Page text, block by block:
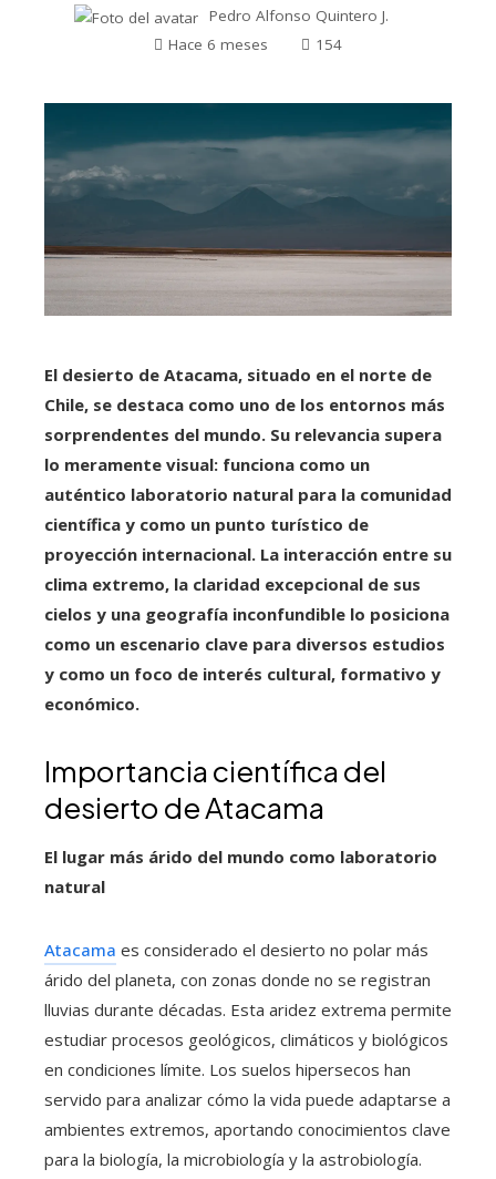
Pedro Alfonso Quintero J.
Hace 6 meses
154
El desierto de Atacama, situado en el norte de
Chile, se destaca como uno de los entornos más
sorprendentes del mundo. Su relevancia supera
lo meramente visual: funciona como un
auténtico laboratorio natural para la comunidad
científica y como un punto turístico de
proyección internacional. La interacción entre su
clima extremo, la claridad excepcional de sus
cielos y una geografía inconfundible lo posiciona
como un escenario clave para diversos estudios
y como un foco de interés cultural, formativo y
económico.
Importancia científica del
desierto de Atacama
El lugar más árido del mundo como laboratorio
natural
Atacama es considerado el desierto no polar más
árido del planeta, con zonas donde no se registran
lluvias durante décadas. Esta aridez extrema permite
estudiar procesos geológicos, climáticos y biológicos
en condiciones límite. Los suelos hipersecos han
servido para analizar cómo la vida puede adaptarse a
ambientes extremos, aportando conocimientos clave
para la biología, la microbiología y la astrobiología.